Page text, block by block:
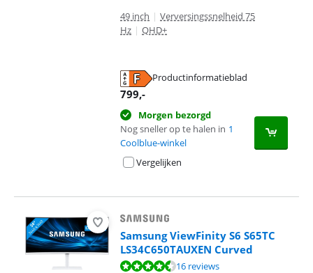
49 inch | Verversingssnelheid 75
Hz | QHD+
Productinformatieblad
799,-
Morgen bezorgd
Nog sneller op te halen in 1
Coolblue-winkel
Vergelijken
Samsung ViewFinity S6 S65TC
LS34C650TAUXEN Curved
Beoordeling is 8,5 van de 10, gebaseerd op 16 reviews.
16 reviews